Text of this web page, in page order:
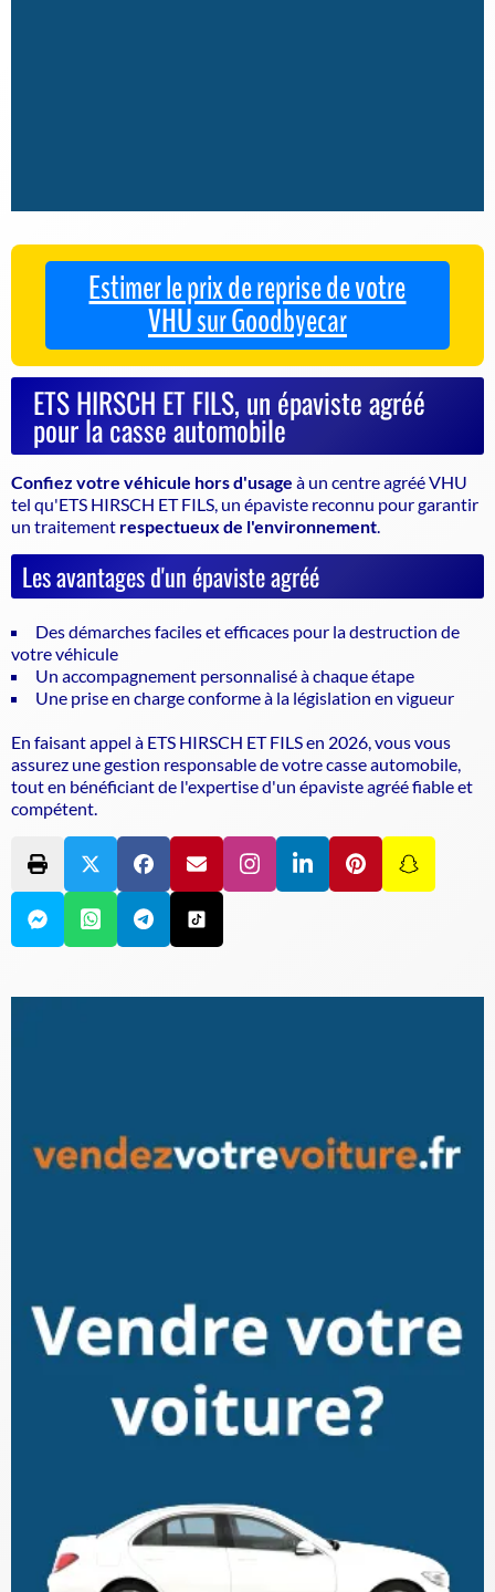
Estimer le prix de reprise de votre
VHU sur Goodbyecar
ETS HIRSCH ET FILS, un épaviste agréé
pour la casse automobile
Confiez votre véhicule hors d'usage à un centre agréé VHU
tel qu'ETS HIRSCH ET FILS, un épaviste reconnu pour garantir
un traitement respectueux de l'environnement
Les avantages d'un épaviste agréé
Des démarches faciles et efficaces pour la destruction de
votre véhicule
Un accompagnement personnalisé à chaque étape
Une prise en charge conforme à la législation en vigueur
En faisant appel à ETS HIRSCH ET FILS en 2026, vous vous
assurez une gestion responsable de votre casse automobile,
tout en bénéficiant de l'expertise d'un épaviste agréé fiable et
compétent.